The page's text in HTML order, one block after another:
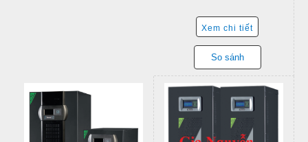
Xem chi tiết
So sánh